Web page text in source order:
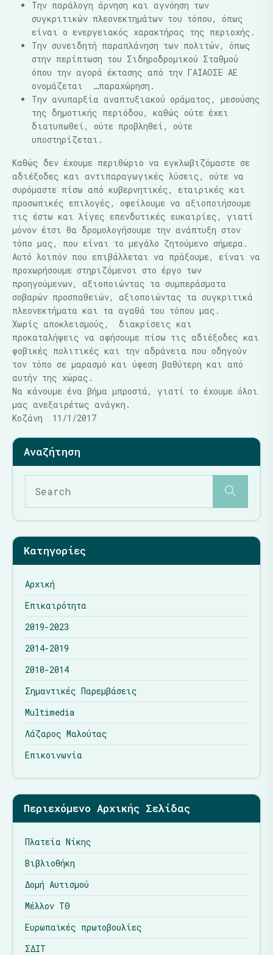
Την παράλογη άρνηση και αγνόηση των
συγκριτικών πλεονεκτημάτων του τόπου, όπως
είναι ο ενεργειακός χαρακτήρας της περιοχής.
Την συνειδητή παραπλάνηση των πολιτών, όπως
στην περίπτωση του Σιδηροδρομικού Σταθμού
όπου την αγορά έκτασης από την ΓΑΙΑΟΣΕ ΑΕ
ονομάζεται …παραχώρηση.
Την ανυπαρξία αναπτυξιακού οράματος, μεσούσης
της δημοτικής περιόδου, καθώς ούτε έχει
διατυπωθεί, ούτε προβληθεί, ούτε
υποστηρίζεται.
Καθώς δεν έχουμε περιθώριο να εγκλωβιζόμαστε σε
αδιέξοδες και αντιπαραγωγικές λύσεις, ούτε να
συρόμαστε πίσω από κυβερνητικές, εταιρικές και
προσωπικές επιλογές, οφείλουμε να αξιοποιήσουμε
τις έστω και λίγες επενδυτικές ευκαιρίες, γιατί
μόνον έτσι θα δρομολογήσουμε την ανάπτυξη στον
τόπο μας, που είναι το μεγάλο ζητούμενο σήμερα.
Αυτό λοιπόν που επιβάλλεται να πράξουμε, είναι να
προχωρήσουμε στηριζόμενοι στο έργο των
προηγούμενων, αξιοποιώντας τα συμπεράσματα
σοβαρών προσπαθειών, αξιοποιώντας τα συγκριτικά
πλεονεκτήματα και τα αγαθά του τόπου μας.
Χωρίς αποκλεισμούς, διακρίσεις και
προκαταλήψεις να αφήσουμε πίσω τις αδιέξοδες και
φοβικές πολιτικές και την αδράνεια που οδηγούν
τον τόπο σε μαρασμό και ύφεση βαθύτερη και από
αυτήν της χώρας.
Να κάνουμε ένα βήμα μπροστά, γιατί το έχουμε όλοι
μας ανεξαιρέτως ανάγκη.
Κοζάνη 11/1/2017
Κατηγορίες
Αρχική
Επικαιρότητα
2019-2023
2014-2019
2010-2014
Σημαντικές Παρεμβάσεις
Multimedia
Λάζαρος Μαλούτας
Επικοινωνία
Περιεχόμενο Αρχικής Σελίδας
Πλατεία Νίκης
Βιβλιοθήκη
Δομή Αυτισμού
Μέλλον ΤΘ
Ευρωπαϊκές πρωτοβουλίες
ΣΔΙΤ